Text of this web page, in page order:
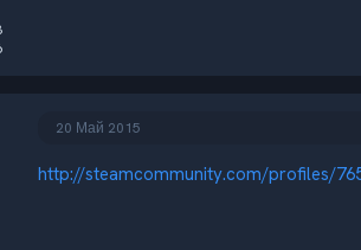
20 Май 2015
http://steamcommunity.com/profiles/